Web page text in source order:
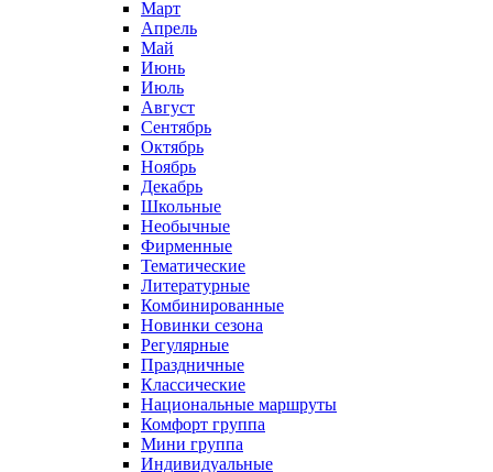
Март
Апрель
Май
Июнь
Июль
Август
Сентябрь
Октябрь
Ноябрь
Декабрь
Школьные
Необычные
Фирменные
Тематические
Литературные
Комбинированные
Новинки сезона
Регулярные
Праздничные
Классические
Национальные маршруты
Комфорт группа
Мини группа
Индивидуальные